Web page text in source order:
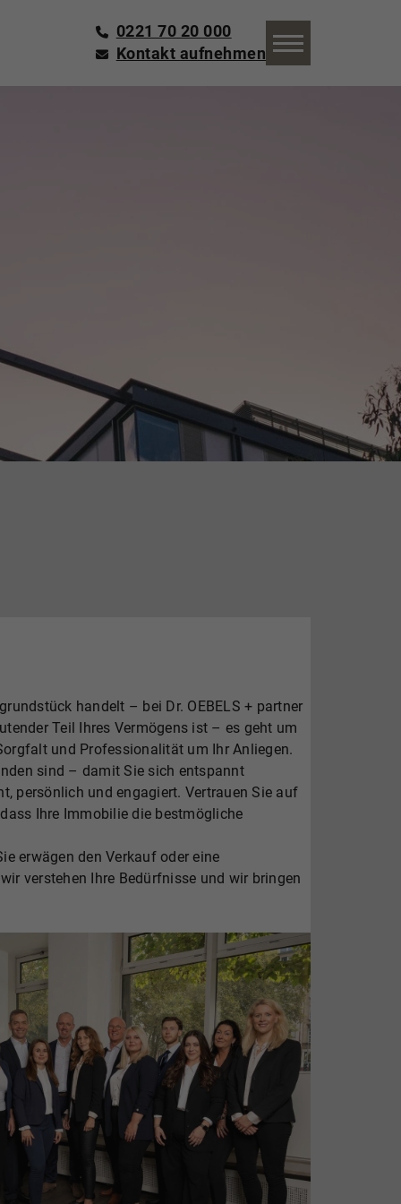
0221 70 20 000
Kontakt aufnehmen
handelt – bei Dr. OEBELS + partner
Teil Ihres Vermögens ist – es geht um
und Professionalität um Ihr Anliegen.
sind – damit Sie sich entspannt
persönlich und engagiert. Vertrauen Sie auf
Ihre Immobilie die bestmögliche
erwägen den Verkauf oder eine
verstehen Ihre Bedürfnisse und wir bringen